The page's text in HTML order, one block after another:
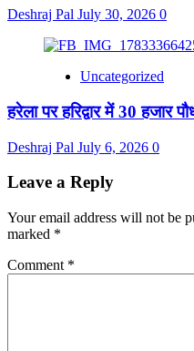
Deshraj Pal July 30, 2026 0
Uncategorized
हरेला पर हरिद्वार में 30 हजार
Deshraj Pal July 6, 2026 0
Leave a Reply
Your email address will not be
marked *
Comment *